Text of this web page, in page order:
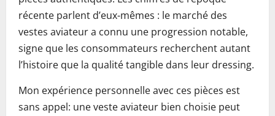
récente parlent d’eux-mêmes : le marché des
vestes aviateur a connu une progression notable,
signe que les consommateurs recherchent autant
l’histoire que la qualité tangible dans leur dressing.
Mon expérience personnelle avec ces pièces est
sans appel: une veste aviateur bien choisie peut